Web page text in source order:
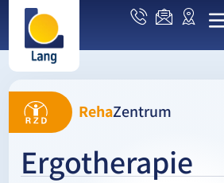
RehaZentrum
Ergotherapie